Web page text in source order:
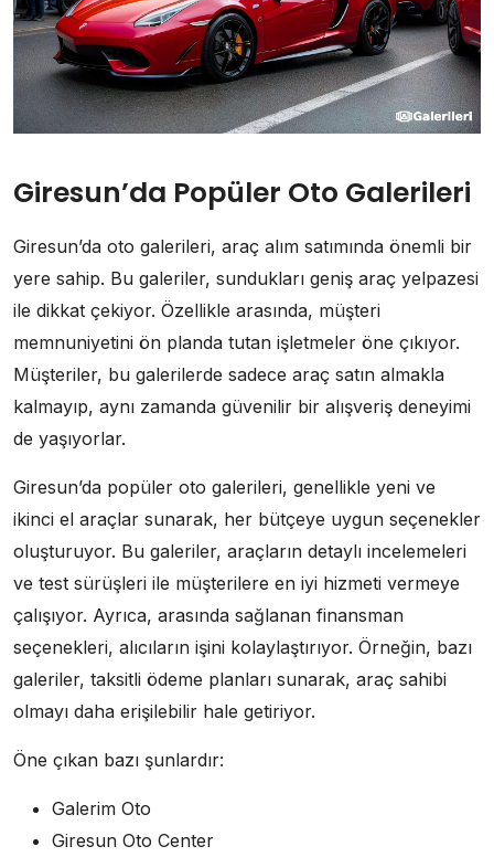
Giresun’da Popüler Oto Galerileri
Giresun’da oto galerileri, araç alım satımında önemli bir
yere sahip. Bu galeriler, sundukları geniş araç yelpazesi
ile dikkat çekiyor. Özellikle arasında, müşteri
memnuniyetini ön planda tutan işletmeler öne çıkıyor.
Müşteriler, bu galerilerde sadece araç satın almakla
kalmayıp, aynı zamanda güvenilir bir alışveriş deneyimi
de yaşıyorlar.
Giresun’da popüler oto galerileri, genellikle yeni ve
ikinci el araçlar sunarak, her bütçeye uygun seçenekler
oluşturuyor. Bu galeriler, araçların detaylı incelemeleri
ve test sürüşleri ile müşterilere en iyi hizmeti vermeye
çalışıyor. Ayrıca, arasında sağlanan finansman
seçenekleri, alıcıların işini kolaylaştırıyor. Örneğin, bazı
galeriler, taksitli ödeme planları sunarak, araç sahibi
olmayı daha erişilebilir hale getiriyor.
Öne çıkan bazı şunlardır:
Galerim Oto
Giresun Oto Center